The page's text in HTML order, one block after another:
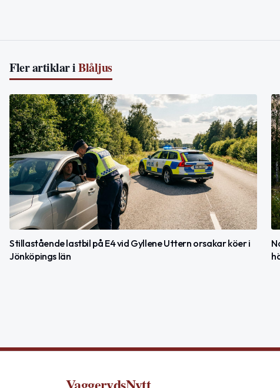
Fler artiklar iBlåljus
Stillastående lastbil på E4 vid Gyllene Uttern orsakar köer i
Jönköpings län